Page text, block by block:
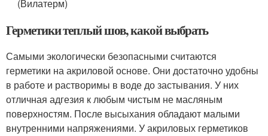
(Вилатерм)
Герметики теплый шов, какой выбрать
Самыми экологически безопасными считаются
герметики на акриловой основе. Они достаточно удобны
в работе и растворимы в воде до застывания. У них
отличная адгезия к любым чистым не масляным
поверхностям. После высыхания обладают малыми
внутренними напряжениями. У акриловых герметиков